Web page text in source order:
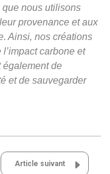
nous utilisons
provenance et aux
Ainsi, nos créations
carbone et
également de
et de sauvegarder
Article suivant